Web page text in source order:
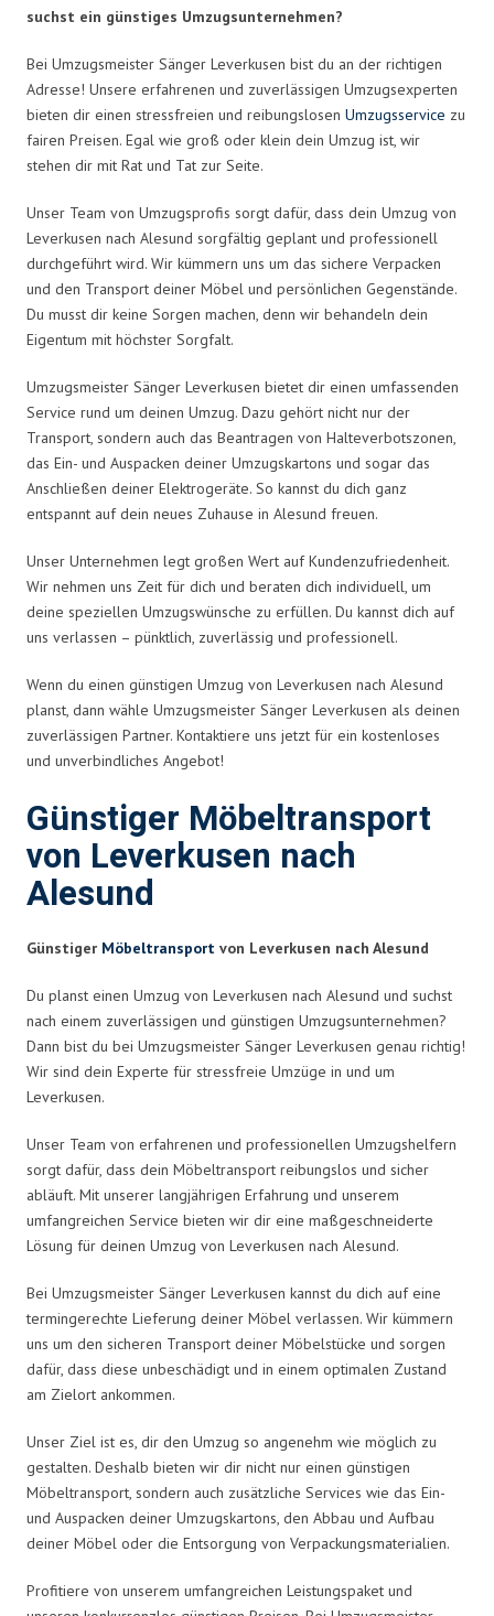
suchst ein günstiges Umzugsunternehmen?
Bei Umzugsmeister Sänger Leverkusen bist du an der richtigen
Adresse! Unsere erfahrenen und zuverlässigen Umzugsexperten
bieten dir einen stressfreien und reibungslosen Umzugsservice zu
fairen Preisen. Egal wie groß oder klein dein Umzug ist, wir
stehen dir mit Rat und Tat zur Seite.
Unser Team von Umzugsprofis sorgt dafür, dass dein Umzug von
Leverkusen nach Alesund sorgfältig geplant und professionell
durchgeführt wird. Wir kümmern uns um das sichere Verpacken
und den Transport deiner Möbel und persönlichen Gegenstände.
Du musst dir keine Sorgen machen, denn wir behandeln dein
Eigentum mit höchster Sorgfalt.
Umzugsmeister Sänger Leverkusen bietet dir einen umfassenden
Service rund um deinen Umzug. Dazu gehört nicht nur der
Transport, sondern auch das Beantragen von Halteverbotszonen,
das Ein- und Auspacken deiner Umzugskartons und sogar das
Anschließen deiner Elektrogeräte. So kannst du dich ganz
entspannt auf dein neues Zuhause in Alesund freuen.
Unser Unternehmen legt großen Wert auf Kundenzufriedenheit.
Wir nehmen uns Zeit für dich und beraten dich individuell, um
deine speziellen Umzugswünsche zu erfüllen. Du kannst dich auf
uns verlassen – pünktlich, zuverlässig und professionell.
Wenn du einen günstigen Umzug von Leverkusen nach Alesund
planst, dann wähle Umzugsmeister Sänger Leverkusen als deinen
zuverlässigen Partner. Kontaktiere uns jetzt für ein kostenloses
und unverbindliches Angebot!
Günstiger Möbeltransport
von Leverkusen nach
Alesund
Günstiger Möbeltransport von Leverkusen nach Alesund
Du planst einen Umzug von Leverkusen nach Alesund und suchst
nach einem zuverlässigen und günstigen Umzugsunternehmen?
Dann bist du bei Umzugsmeister Sänger Leverkusen genau richtig!
Wir sind dein Experte für stressfreie Umzüge in und um
Leverkusen.
Unser Team von erfahrenen und professionellen Umzugshelfern
sorgt dafür, dass dein Möbeltransport reibungslos und sicher
abläuft. Mit unserer langjährigen Erfahrung und unserem
umfangreichen Service bieten wir dir eine maßgeschneiderte
Lösung für deinen Umzug von Leverkusen nach Alesund.
Bei Umzugsmeister Sänger Leverkusen kannst du dich auf eine
termingerechte Lieferung deiner Möbel verlassen. Wir kümmern
uns um den sicheren Transport deiner Möbelstücke und sorgen
dafür, dass diese unbeschädigt und in einem optimalen Zustand
am Zielort ankommen.
Unser Ziel ist es, dir den Umzug so angenehm wie möglich zu
gestalten. Deshalb bieten wir dir nicht nur einen günstigen
Möbeltransport, sondern auch zusätzliche Services wie das Ein-
und Auspacken deiner Umzugskartons, den Abbau und Aufbau
deiner Möbel oder die Entsorgung von Verpackungsmaterialien.
Profitiere von unserem umfangreichen Leistungspaket und